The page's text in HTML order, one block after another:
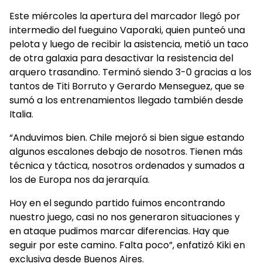
Este miércoles la apertura del marcador llegó por
intermedio del fueguino Vaporaki, quien punteó una
pelota y luego de recibir la asistencia, metió un taco
de otra galaxia para desactivar la resistencia del
arquero trasandino. Terminó siendo 3-0 gracias a los
tantos de Titi Borruto y Gerardo Menseguez, que se
sumó a los entrenamientos llegado también desde
Italia.
“Anduvimos bien. Chile mejoró si bien sigue estando
algunos escalones debajo de nosotros. Tienen más
técnica y táctica, nosotros ordenados y sumados a
los de Europa nos da jerarquía.
Hoy en el segundo partido fuimos encontrando
nuestro juego, casi no nos generaron situaciones y
en ataque pudimos marcar diferencias. Hay que
seguir por este camino. Falta poco”, enfatizó Kiki en
exclusiva desde Buenos Aires.